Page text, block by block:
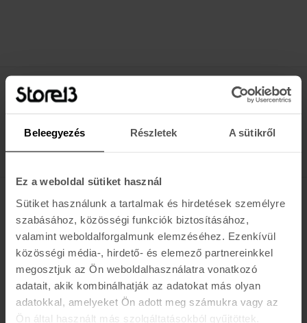
Beleegyezés Részletek A sütikről
Ez a weboldal sütiket használ
Sütiket használunk a tartalmak és hirdetések személyre
szabásához, közösségi funkciók biztosításához,
valamint weboldalforgalmunk elemzéséhez. Ezenkívül
közösségi média-, hirdető- és elemező partnereinkkel
megosztjuk az Ön weboldalhasználatra vonatkozó
adatait, akik kombinálhatják az adatokat más olyan
adatokkal, amelyeket Ön adott meg számukra vagy az
Ön által használt más szolgáltatásokból gyűjtöttek.
Értesülj az újdonságokról, akciókról
E-MAIL
K A R O L I N A 17 / B
Hétfő - Péntek: 11:00 - 19:00
Szombat: 10:00 - 19:00
Vasárnap: ZÁRVA
K I R Á L Y 52 (ÚJ)
Hétfő - Péntek: 11:00 - 19:00